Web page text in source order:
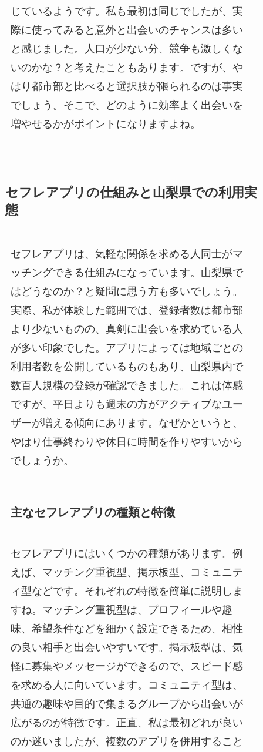
じているようです。私も最初は同じでしたが、実
際に使ってみると意外と出会いのチャンスは多い
と感じました。人口が少ない分、競争も激しくな
いのかな？と考えたこともあります。ですが、や
はり都市部と比べると選択肢が限られるのは事実
でしょう。そこで、どのように効率よく出会いを
増やせるかがポイントになりますよね。
セフレアプリの仕組みと山梨県での利用実
態
セフレアプリは、気軽な関係を求める人同士がマ
ッチングできる仕組みになっています。山梨県で
はどうなのか？と疑問に思う方も多いでしょう。
実際、私が体験した範囲では、登録者数は都市部
より少ないものの、真剣に出会いを求めている人
が多い印象でした。アプリによっては地域ごとの
利用者数を公開しているものもあり、山梨県内で
数百人規模の登録が確認できました。これは体感
ですが、平日よりも週末の方がアクティブなユー
ザーが増える傾向にあります。なぜかというと、
やはり仕事終わりや休日に時間を作りやすいから
でしょうか。
主なセフレアプリの種類と特徴
セフレアプリにはいくつかの種類があります。例
えば、マッチング重視型、掲示板型、コミュニテ
ィ型などです。それぞれの特徴を簡単に説明しま
すね。マッチング重視型は、プロフィールや趣
味、希望条件などを細かく設定できるため、相性
の良い相手と出会いやすいです。掲示板型は、気
軽に募集やメッセージができるので、スピード感
を求める人に向いています。コミュニティ型は、
共通の趣味や目的で集まるグループから出会いが
広がるのが特徴です。正直、私は最初どれが良い
のか迷いましたが、複数のアプリを併用すること